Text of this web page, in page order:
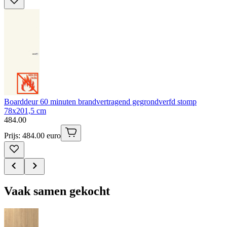
Boarddeur 60 minuten brandvertragend gegrondverfd stomp
78x201,5 cm
484.00
Prijs: 484.00 euro
Vaak samen gekocht